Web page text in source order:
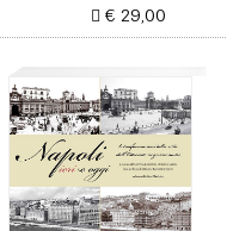
€ 29,00